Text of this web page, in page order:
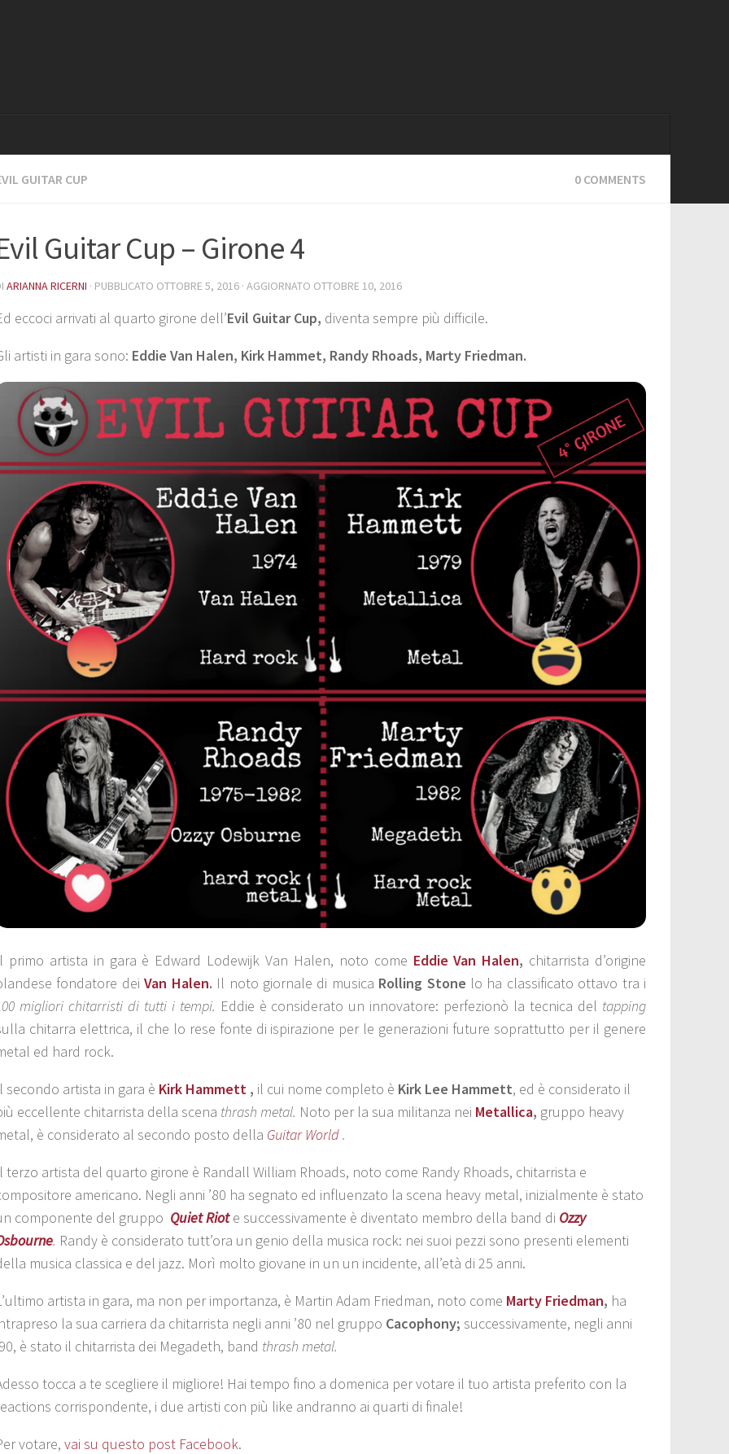
GUITAR CUP 0 COMMENTS
Guitar Cup – Girone 4
ARIANNA RICERNI · PUBBLICATO OTTOBRE 5, 2016 · AGGIORNATO OTTOBRE 10, 2016
eccoci arrivati al quarto girone dell’Evil Guitar Cup, diventa sempre più difficile.
artisti in gara sono: Eddie Van Halen, Kirk Hammet, Randy Rhoads, Marty Friedman.
primo artista in gara è Edward Lodewijk Van Halen, noto come Eddie Van Halen, chitarrista d’origine
fondatore deiVan Halen. Il noto giornale di musica Rolling Stone lo ha classificato ottavo tra i
migliori chitarristi di tutti i tempi. Eddie è considerato un innovatore: perfezionò la tecnica del tapping
chitarra elettrica, il che lo rese fonte di ispirazione per le generazioni future soprattutto per il genere
ed hard rock.
secondo artista in gara è Kirk Hammett , il cui nome completo è Kirk Lee Hammett, ed è considerato il
eccellente chitarrista della scena thrash metal. Noto per la sua militanza nei Metallica, gruppo heavy
è considerato al secondo posto della Guitar World.
terzo artista del quarto girone è Randall William Rhoads, noto come Randy Rhoads, chitarrista e
americano. Negli anni ’80 ha segnato ed influenzato la scena heavy metal, inizialmente è stato
componente del gruppo Quiet Riot e successivamente è diventato membro della band di Ozzy
. Randy è considerato tutt’ora un genio della musica rock: nei suoi pezzi sono presenti elementi
musica classica e del jazz. Morì molto giovane in un un incidente, all’età di 25 anni.
artista in gara, ma non per importanza, è Martin Adam Friedman, noto come Marty Friedman, ha
la sua carriera da chitarrista negli anni ’80 nel gruppo Cacophony; successivamente, negli anni
è stato il chitarrista dei Megadeth, band thrash metal.
tocca a te scegliere il migliore! Hai tempo fino a domenica per votare il tuo artista preferito con la
corrispondente, i due artisti con più like andranno ai quarti di finale!
votare, vai su questo post Facebook.